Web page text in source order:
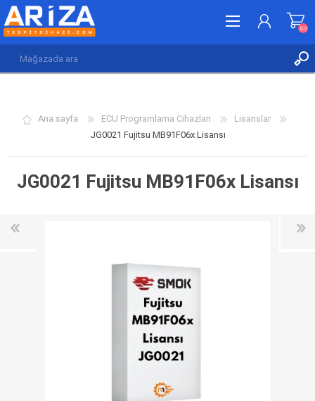
(0)
(0)
Ana sayfa ECU Programlama Cihazları
Lisanslar
JG0021 Fujitsu MB91F06x Lisansı
JG0021 Fujitsu MB91F06x Lisansı